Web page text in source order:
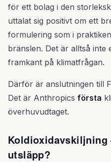
för ett bolag i den
uttalat sig positivt om ett
formulering som i
bränslen. Det är alltså inte
framkant på klimatfrågan.
Därför är anslutningen till
Det är Anthropics första
överhuvudtaget.
utsläpp?